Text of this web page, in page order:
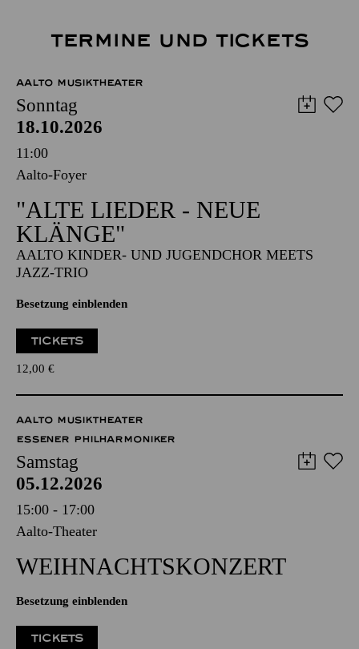
TERMINE UND TICKETS
AALTO MUSIKTHEATER
Sonntag
18.10.2026
11:00
Aalto-Foyer
"ALTE LIEDER - NEUE
KLÄNGE"
AALTO KINDER- UND JUGENDCHOR MEETS
JAZZ-TRIO
Besetzung einblenden
TICKETS
12,00 €
AALTO MUSIKTHEATER
ESSENER PHILHARMONIKER
Samstag
05.12.2026
15:00 - 17:00
Aalto-Theater
WEIHNACHTS­KONZERT
Besetzung einblenden
TICKETS